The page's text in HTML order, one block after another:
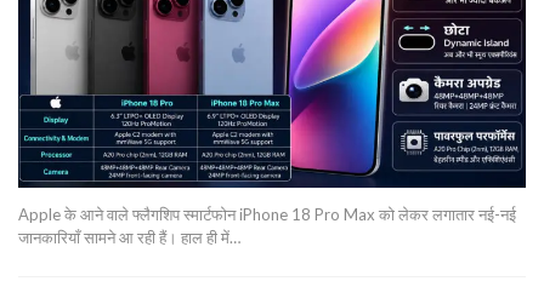
Apple के आने वाले फ्लैगशिप स्मार्टफोन iPhone 18 Pro Max को लेकर लगातार नई-नई
जानकारियाँ सामने आ रही हैं। हाल ही में…